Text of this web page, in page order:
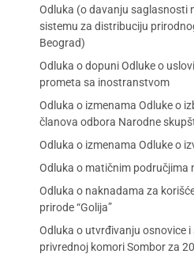
Odluka (o davanju saglasnosti
sistemu za distribuciju
Beograd)
Odluka o dopuni Odluke o
prometa sa inostranstvom
Odluka o izmenama Odluke o
članova odbora Narodne
Odluka o izmenama Odluke o
Odluka o matičnim područjima
Odluka o naknadama za
prirode “Golija”
Odluka o utvrđivanju osnovice
privrednoj komori Sombor za